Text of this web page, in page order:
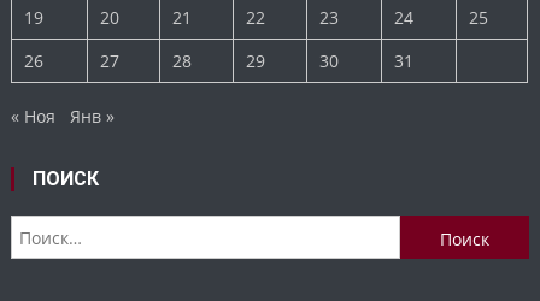
19
20 21 22 23 24
25
26
27 28 29 30 31
« Ноя Янв »
ПОИСК
Найти: